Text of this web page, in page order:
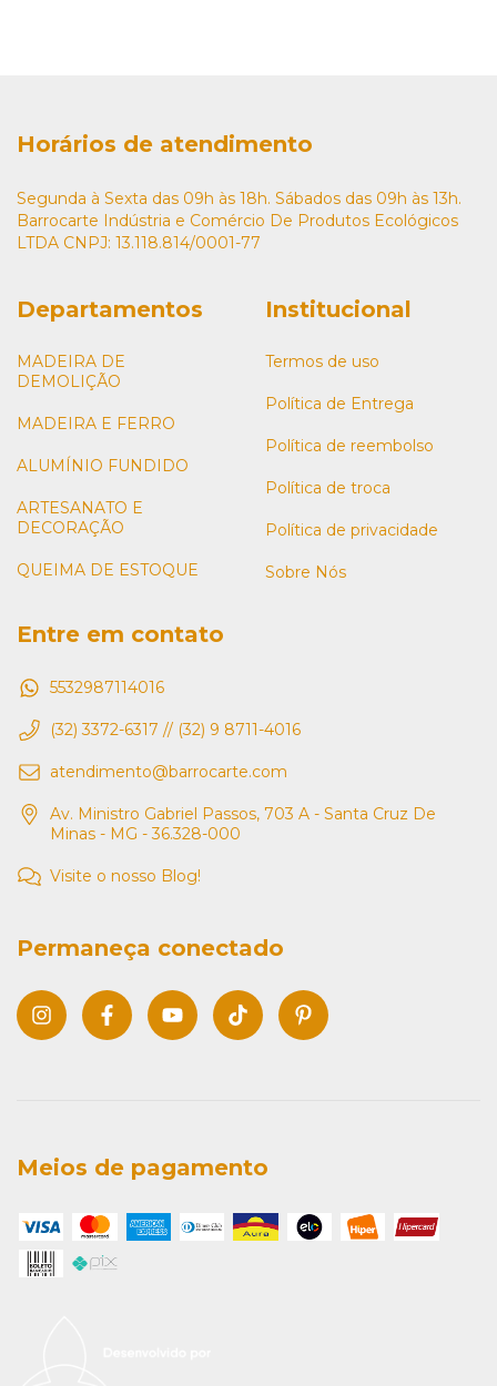
Horários de atendimento
Segunda à Sexta das 09h às 18h. Sábados das 09h às 13h.
Barrocarte Indústria e Comércio De Produtos Ecológicos
LTDA CNPJ: 13.118.814/0001-77
Departamentos
MADEIRA DE
DEMOLIÇÃO
MADEIRA E FERRO
ALUMÍNIO FUNDIDO
ARTESANATO E
DECORAÇÃO
QUEIMA DE ESTOQUE
Institucional
Termos de uso
Política de Entrega
Política de reembolso
Política de troca
Política de privacidade
Sobre Nós
Entre em contato
5532987114016
(32) 3372-6317 // (32) 9 8711-4016
atendimento@barrocarte.com
Av. Ministro Gabriel Passos, 703 A - Santa Cruz De
Minas - MG - 36.328-000
Visite o nosso Blog!
Permaneça conectado
Meios de pagamento